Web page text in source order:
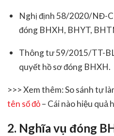
Nghị định 58/2020/NĐ-
đóng BHXH, BHYT,
Thông tư 59/2015/TT-
quyết hồ sơ đóng BHXH.
>>> Xem thêm: So sánh tự
tên sổ đỏ– Cái nào hiệu quả
2. Nghĩa vụ đóng